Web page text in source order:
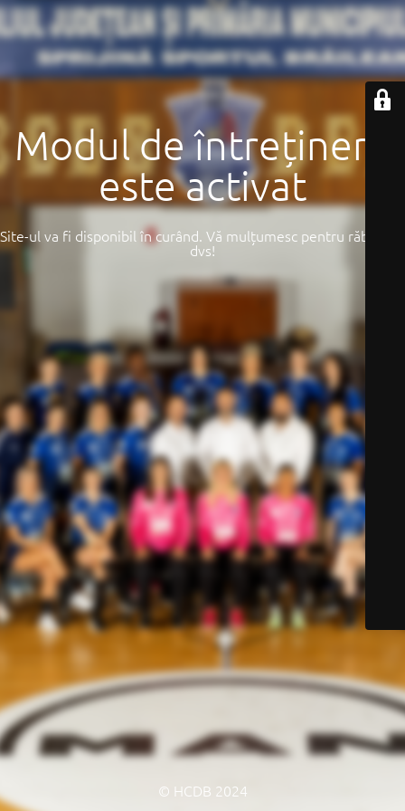
Modul de întreținere
este activat
Site-ul va fi disponibil în curând. Vă mulțumesc pentru răbdarea
dvs!
© HCDB 2024